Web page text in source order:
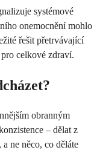
systémové
onemocnění mohlo
řešit přetrvávající
celkové zdraví.
obranným
– dělat z
ne něco, co děláte